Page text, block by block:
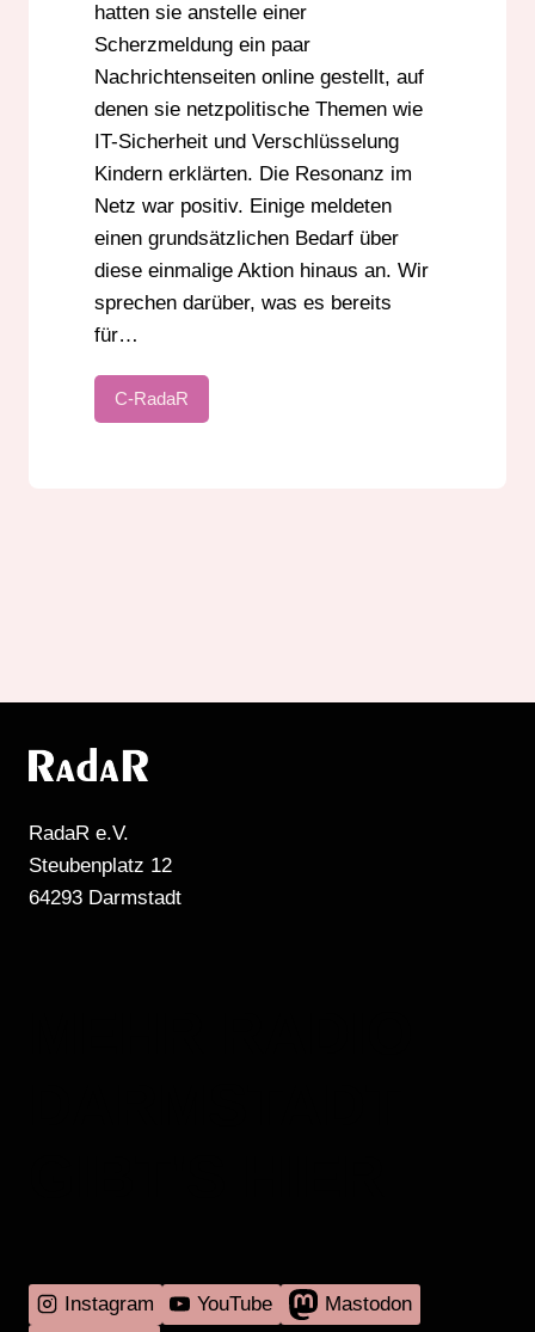
hatten sie anstelle einer
Scherzmeldung ein paar
Nachrichtenseiten online gestellt, auf
denen sie netzpolitische Themen wie
IT-Sicherheit und Verschlüsselung
Kindern erklärten. Die Resonanz im
Netz war positiv. Einige meldeten
einen grundsätzlichen Bedarf über
diese einmalige Aktion hinaus an. Wir
sprechen darüber, was es bereits
für…
C-RadaR
RadaR e.V.
Steubenplatz 12
64293 Darmstadt
Instagram YouTube Mastodon